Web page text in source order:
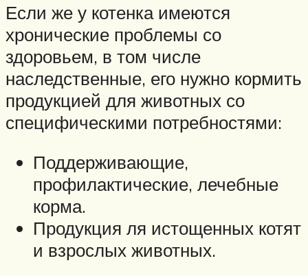
Если же у котенка имеются
хронические проблемы со
здоровьем, в том числе
наследственные, его нужно кормить
продукцией для животных со
специфическими потребностями:
Поддерживающие,
профилактические, лечебные
корма.
Продукция ля истощенных котят
и взрослых животных.